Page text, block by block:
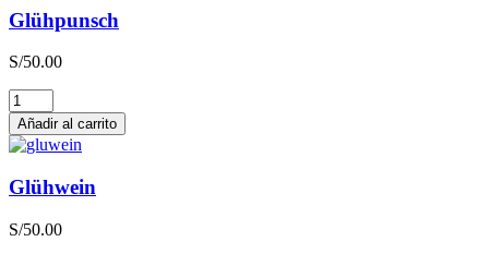
Glühpunsch
S/50.00
Glühpunsch
cantidad
Añadir al carrito
Glühwein
S/50.00